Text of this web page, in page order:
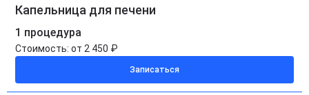
Капельница для печени
1 процедура
Стоимость: от 2 450 ₽
Записаться